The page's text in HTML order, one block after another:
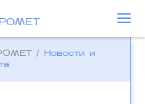
/
Новости и